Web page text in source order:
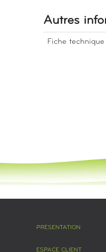
Autres
Fiche technique
PRÉSENTATION
ESPACE CLIENT